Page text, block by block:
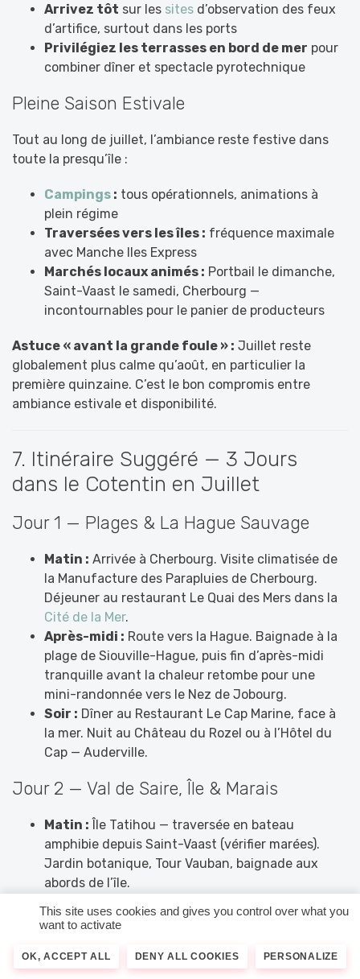
Arrivez tôt sur les sites d’observation des feux
d’artifice, surtout dans les ports
Privilégiez les terrasses en bord de mer pour
combiner dîner et spectacle pyrotechnique
Pleine Saison Estivale
Tout au long de juillet, l’ambiance reste festive dans
toute la presqu’île :
Campings : tous opérationnels, animations à
plein régime
Traversées vers les îles : fréquence maximale
avec Manche Iles Express
Marchés locaux animés : Portbail le dimanche,
Saint-Vaast le samedi, Cherbourg —
incontournables pour le panier de producteurs
Astuce « avant la grande foule » : Juillet reste
globalement plus calme qu’août, en particulier la
première quinzaine. C’est le bon compromis entre
ambiance estivale et disponibilité.
7. Itinéraire Suggéré — 3 Jours
dans le Cotentin en Juillet
Jour 1 — Plages & La Hague Sauvage
Matin : Arrivée à Cherbourg. Visite climatisée de
la Manufacture des Parapluies de Cherbourg.
Déjeuner au restaurant Le Quai des Mers dans la
Cité de la Mer.
Après-midi : Route vers la Hague. Baignade à la
plage de Siouville-Hague, puis fin d’après-midi
tranquille avant la chaleur retombe pour une
mini-randonnée vers le Nez de Jobourg.
Soir : Dîner au Restaurant Le Cap Marine, face à
la mer. Nuit au Château du Rozel ou à l’Hôtel du
Cap — Auderville.
Jour 2 — Val de Saire, Île & Marais
Matin : Île Tatihou — traversée en bateau
amphibie depuis Saint-Vaast (vérifier marées).
Jardin botanique, Tour Vauban, baignade aux
abords de l’île.
vue 360° sur la baie en plein été.
Vaast directement chez un ostréiculteur. Route
This site uses cookies and gives you control over what you
want to activate
OK, ACCEPT ALL DENY ALL COOKIES PERSONALIZE